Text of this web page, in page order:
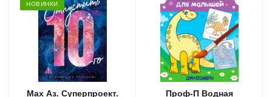
НОВИНКИ
Мах Аз. Суперпроект.
Проф-П Водная